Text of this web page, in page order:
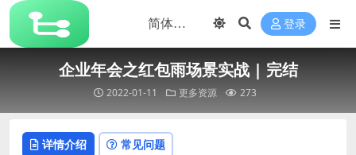
登录
企业年会之红包雨场景实战 | 完结
2022-01-11 更多资源 273
详情介绍 常见问题